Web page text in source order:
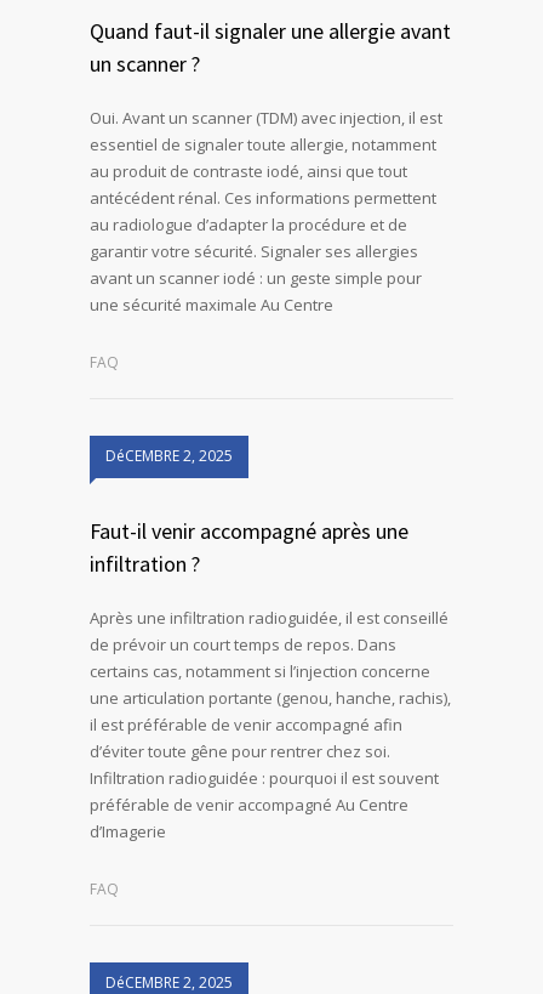
Quand faut-il signaler une allergie avant
un scanner ?
Oui. Avant un scanner (TDM) avec injection, il est
essentiel de signaler toute allergie, notamment
au produit de contraste iodé, ainsi que tout
antécédent rénal. Ces informations permettent
au radiologue d’adapter la procédure et de
garantir votre sécurité. Signaler ses allergies
avant un scanner iodé : un geste simple pour
une sécurité maximale Au Centre
FAQ
DéCEMBRE 2, 2025
Faut-il venir accompagné après une
infiltration ?
Après une infiltration radioguidée, il est conseillé
de prévoir un court temps de repos. Dans
certains cas, notamment si l’injection concerne
une articulation portante (genou, hanche, rachis),
il est préférable de venir accompagné afin
d’éviter toute gêne pour rentrer chez soi.
Infiltration radioguidée : pourquoi il est souvent
préférable de venir accompagné Au Centre
d’Imagerie
FAQ
DéCEMBRE 2, 2025